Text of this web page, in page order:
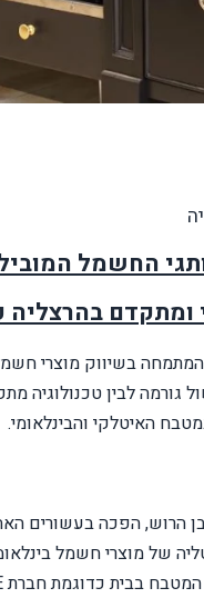
החשמל
בהרצליה
בשיווק מוצרי
גורמה לבין טכנולוגיה
האיטלקי והבינלאומי.
של מוצרי חשמל
בבית כדוגמת חברת